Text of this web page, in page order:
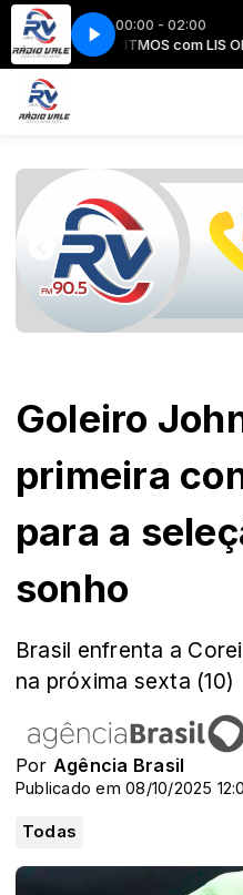
00:00 - 02:00
RITMOS com LIS
Goleiro
primeira
para a
sonho
Brasil enfrenta a
na próxima sexta (10)
Por Agência Brasil
Publicado em 08/10/2025
Todas